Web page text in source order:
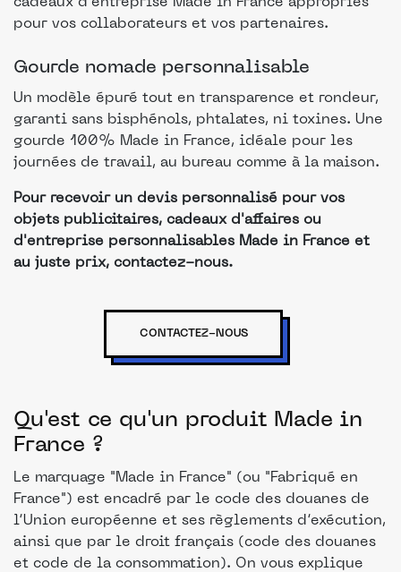
pour vos collaborateurs et vos partenaires.
Gourde nomade personnalisable
Un modèle épuré tout en transparence et rondeur,
garanti sans bisphénols, phtalates, ni toxines. Une
gourde 100% Made in France, idéale pour les
journées de travail, au bureau comme à la maison.
Pour recevoir un devis personnalisé pour vos
objets publicitaires, cadeaux d'affaires ou
d'entreprise personnalisables Made in France et
au juste prix, contactez-nous.
CONTACTEZ-NOUS
Qu'est ce qu'un produit Made in
France ?
Le marquage "Made in France" (ou "Fabriqué en
France") est encadré par le code des douanes de
l’Union européenne et ses règlements d’exécution,
ainsi que par le droit français (code des douanes
et code de la consommation). On vous explique